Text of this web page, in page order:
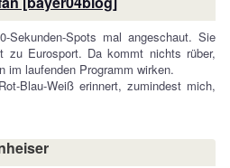
Sekunden-Spots mal angeschaut. Sie
zu Eurosport. Da kommt nichts rüber,
im laufenden Programm wirken.
Blau-Weiß erinnert, zumindest mich,